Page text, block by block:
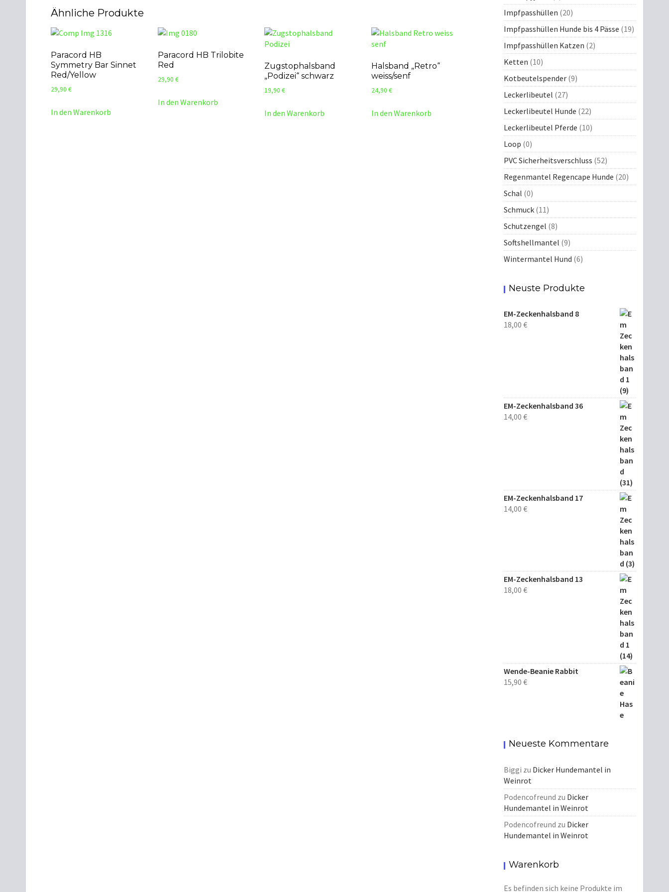
Ähnliche Produkte
Paracord HB
Symmetry Bar Sinnet
Red/Yellow
29,90 €
In den Warenkorb
Paracord HB Trilobite
Red
29,90 €
In den Warenkorb
Zugstophalsband
„Podizei“ schwarz
19,90€
In den Warenkorb
Halsband „Retro“
weiss/senf
24,90 €
In den Warenkorb
Impfpasshüllen (20)
Impfpasshüllen Hunde bis 4 Pässe (19)
Impfpasshüllen Katzen (2)
Ketten (10)
Kotbeutelspender (9)
Leckerlibeutel (27)
Leckerlibeutel Hunde (22)
Leckerlibeutel Pferde (10)
Loop (0)
PVC Sicherheitsverschluss (52)
Regenmantel Regencape Hunde (20)
Schal (0)
Schmuck (11)
Schutzengel (8)
Softshellmantel (9)
Wintermantel Hund (6)
Neuste Produkte
EM-Zeckenhalsband 8
18,00 €
EM-Zeckenhalsband 36
14,00 €
EM-Zeckenhalsband 17
14,00 €
EM-Zeckenhalsband 13
18,00 €
Wende-Beanie Rabbit
15,90 €
Neueste Kommentare
Biggi zu Dicker Hundemantel in
Weinrot
Podencofreund zu Dicker
Hundemantel in Weinrot
Podencofreund zu Dicker
Hundemantel in Weinrot
Warenkorb
Es befinden sich keine Produkte im